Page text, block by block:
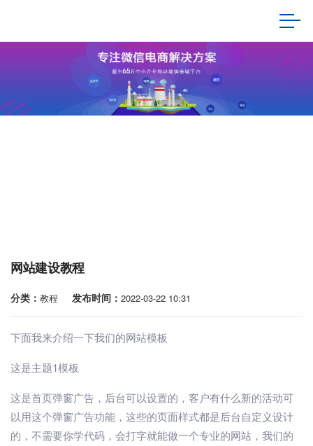
网站建设教程
分类： 教程 发布时间： 2022-03-22 10:31
下面我来介绍一下我们的网站模板
这是主题1模板
这是首页弹窗广告，后台可以设置的，客户有什么新的活动可
以用这个弹窗广告功能，这些的页面样式都是后台自定义设计
的，不需要你学代码，会打字就能做一个专业的网站，我们的